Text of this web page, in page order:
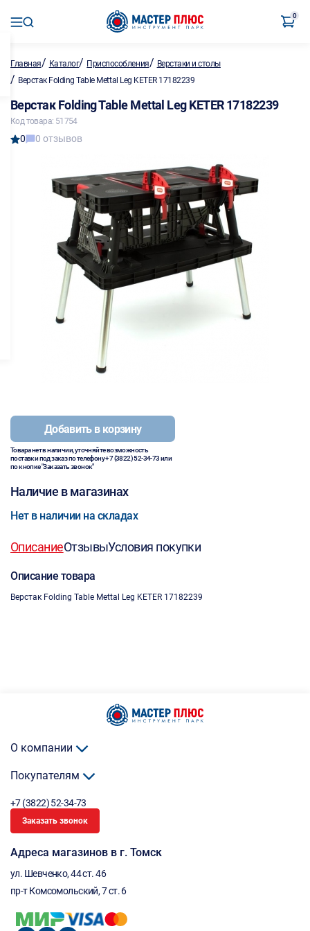
0
Главная/ Каталог/ Приспособления/ Верстаки и столы
/ Верстак Folding Table Mettal Leg KETER 17182239
Верстак Folding Table Mettal Leg KETER 17182239
Код товара: 51754
0 0 отзывов
Добавить в корзину
Товара нет в наличии, уточняйте возможность
поставки под заказ по телефону+7 (3822) 52-34-73или
по кнопке "Заказать звонок"
Наличие в магазинах
Нет в наличии на складах
ОписаниеОтзывыУсловия покупки
Описание товара
Верстак Folding Table Mettal Leg KETER 17182239
О компании
Покупателям
+7 (3822) 52-34-73
Заказать звонок
Адреса магазинов в г. Томск
ул. Шевченко, 44 ст. 46
пр-т Комсомольский, 7 ст. 6